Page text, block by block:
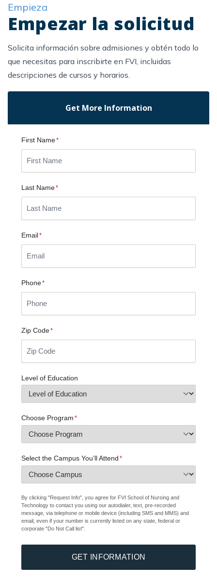
Empieza
Empezar la solicitud
Solicita información sobre admisiones y obtén todo lo
que necesitas para inscribirte en FVI, incluidas
descripciones de cursos y horarios.
Get More Information
First Name*
Last Name*
Email*
Phone*
Zip Code*
Level of Education
Choose Program *
Select the Campus You’ll Attend *
By clicking "Request Info", you agree for FVI School of Nursing and
Technology to contact you using our autodialer, text, pre-recorded
message, via telephone or mobile device (including SMS and MMS) and
email, even if your number is currently listed on any state, federal or
corporate "Do Not Call list".
GET INFORMATION